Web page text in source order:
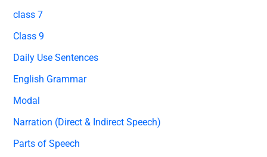
class 7
Class 9
Daily Use Sentences
English Grammar
Modal
Narration (Direct & Indirect Speech)
Parts of Speech